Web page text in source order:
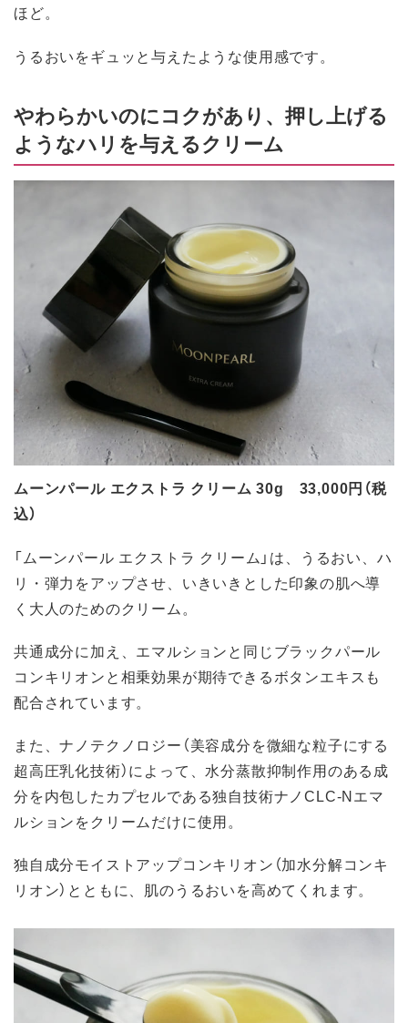
ほど。
うるおいをギュッと与えたような使用感です。
やわらかいのにコクがあり、押し上げる
ようなハリを与えるクリーム
ムーンパール エクストラ クリーム 30g 33,000円（税
込）
「ムーンパール エクストラ クリーム」は、うるおい、ハ
リ・弾力をアップさせ、いきいきとした印象の肌へ導
く大人のためのクリーム。
共通成分に加え、エマルションと同じブラックパール
コンキリオンと相乗効果が期待できるボタンエキスも
配合されています。
また、ナノテクノロジー（美容成分を微細な粒子にする
超高圧乳化技術）によって、水分蒸散抑制作用のある成
分を内包したカプセルである独自技術ナノCLC-Nエマ
ルションをクリームだけに使用。
独自成分モイストアップコンキリオン（加水分解コンキ
リオン）とともに、肌のうるおいを高めてくれます。